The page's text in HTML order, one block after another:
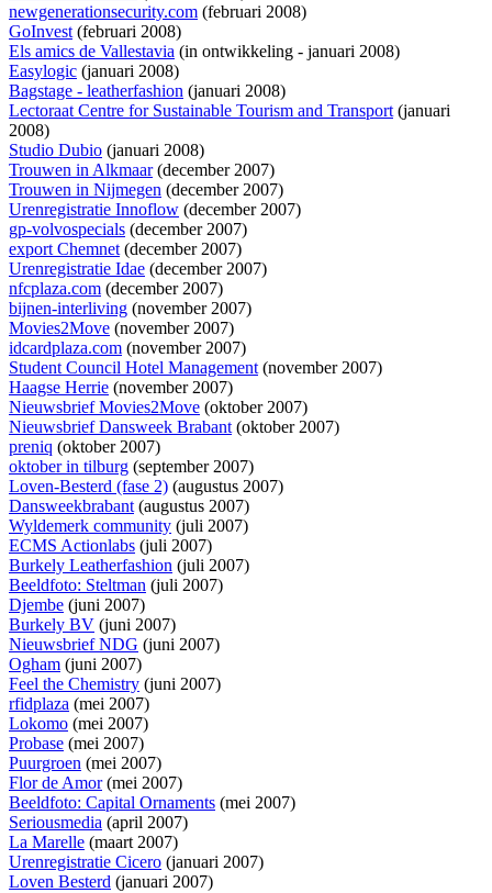
newgenerationsecurity.com (februari 2008)
GoInvest(februari 2008)
Els amics de Vallestavia (in ontwikkeling - januari 2008)
Easylogic (januari 2008)
Bagstage - leatherfashion (januari 2008)
Lectoraat Centre for Sustainable Tourism and Transport(januari
2008)
Studio Dubio (januari 2008)
Trouwen in Alkmaar(december 2007)
Trouwen in Nijmegen (december 2007)
Urenregistratie Innoflow (december 2007)
gp-volvospecials (december 2007)
export Chemnet(december 2007)
Urenregistratie Idae (december 2007)
nfcplaza.com (december 2007)
bijnen-interliving (november 2007)
Movies2Move (november 2007)
idcardplaza.com (november 2007)
Student Council Hotel Management(november 2007)
Haagse Herrie (november 2007)
Nieuwsbrief Movies2Move (oktober 2007)
Nieuwsbrief Dansweek Brabant(oktober 2007)
preniq (oktober 2007)
oktober in tilburg (september 2007)
Loven-Besterd (fase 2) (augustus 2007)
Dansweekbrabant(augustus 2007)
Wyldemerk community (juli 2007)
ECMS Actionlabs (juli 2007)
Burkely Leatherfashion (juli 2007)
Beeldfoto: Steltman (juli 2007)
Djembe (juni 2007)
Burkely BV (juni 2007)
Nieuwsbrief NDG (juni 2007)
Ogham (juni 2007)
Feel the Chemistry (juni 2007)
rfidplaza (mei 2007)
Lokomo (mei 2007)
Probase (mei 2007)
Puurgroen (mei 2007)
Flor de Amor(mei 2007)
Beeldfoto: Capital Ornaments (mei 2007)
Seriousmedia (april 2007)
La Marelle (maart 2007)
Urenregistratie Cicero (januari 2007)
Loven Besterd (januari 2007)